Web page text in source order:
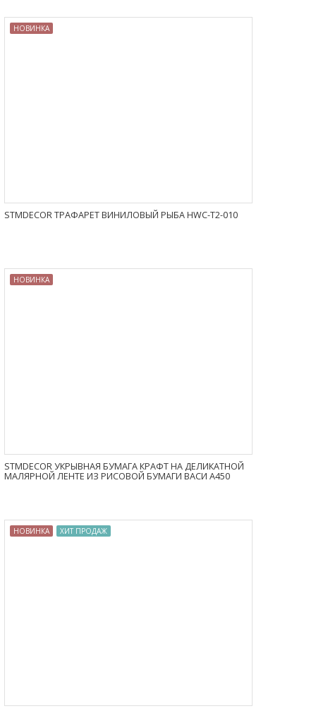
НОВИНКА
STMDECOR ТРАФАРЕТ ВИНИЛОВЫЙ РЫБА HWC-T2-010
НОВИНКА
STMDECOR УКРЫВНАЯ БУМАГА КРАФТ НА ДЕЛИКАТНОЙ
МАЛЯРНОЙ ЛЕНТЕ ИЗ РИСОВОЙ БУМАГИ ВАСИ A450
НОВИНКА ХИТ ПРОДАЖ